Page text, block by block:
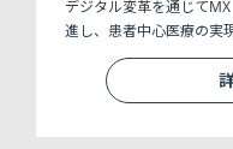
デジタル変革を通じて
進し、患者中心医療の実